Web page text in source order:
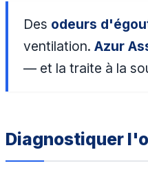
Des odeurs
ventilation.Azur
— et la traite à la
Diagnostiquer